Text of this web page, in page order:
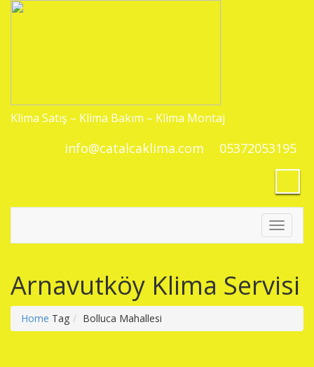
Klima Satış – Klima Bakım – Klima Montaj
info@catalcaklima.com 05372053195
Toggle
Arnavutköy Klima Servisi
Home Tag Bolluca Mahallesi